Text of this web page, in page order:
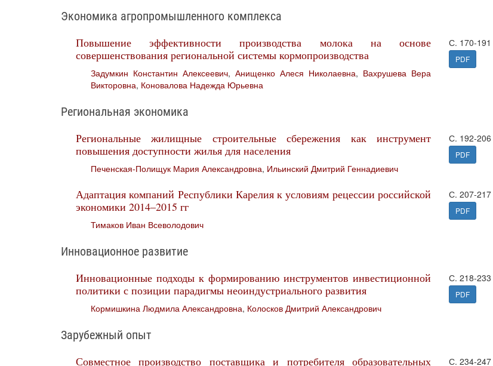
Экономика агропромышленного комплекса
Повышение эффективности производства молока на основе
совершенствования региональной системы кормопроизводства
Задумкин Константин Алексеевич, Анищенко Алеся Николаевна, Вахрушева Вера
Викторовна, Коновалова Надежда Юрьевна
С. 170-191
PDF
Региональная экономика
Региональные жилищные строительные сбережения как инструмент
повышения доступности жилья для населения
Печенская-Полищук Мария Александровна, Ильинский Дмитрий Геннадиевич
С. 192-206
PDF
Адаптация компаний Республики Карелия к условиям рецессии российской
экономики 2014–2015 гг
Тимаков Иван Всеволодович
С. 207-217
PDF
Инновационное развитие
Инновационные подходы к формированию инструментов инвестиционной
политики с позиции парадигмы неоиндустриального развития
Кормишкина Людмила Александровна, Колосков Дмитрий Александрович
С. 218-233
PDF
Зарубежный опыт
Совместное производство поставщика и потребителя образовательных
С. 234-247